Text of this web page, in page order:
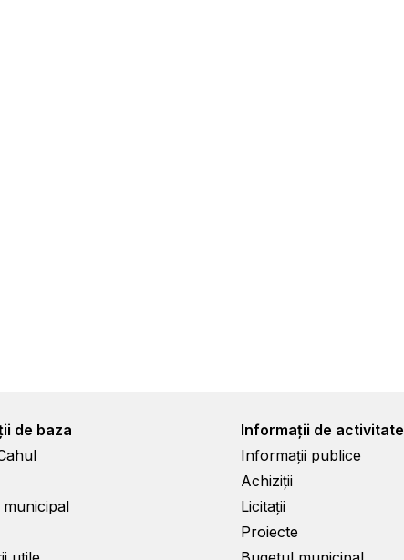
de baza
Informații de activitate
Informații publice
Achiziții
Licitații
Proiecte